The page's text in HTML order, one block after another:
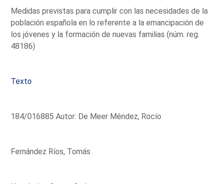
Medidas previstas para cumplir con las necesidades de la
población española en lo referente a la emancipación de
los jóvenes y la formación de nuevas familias (núm. reg.
48186)
Texto
184/016885 Autor: De Meer Méndez, Rocío
Fernández Ríos, Tomás